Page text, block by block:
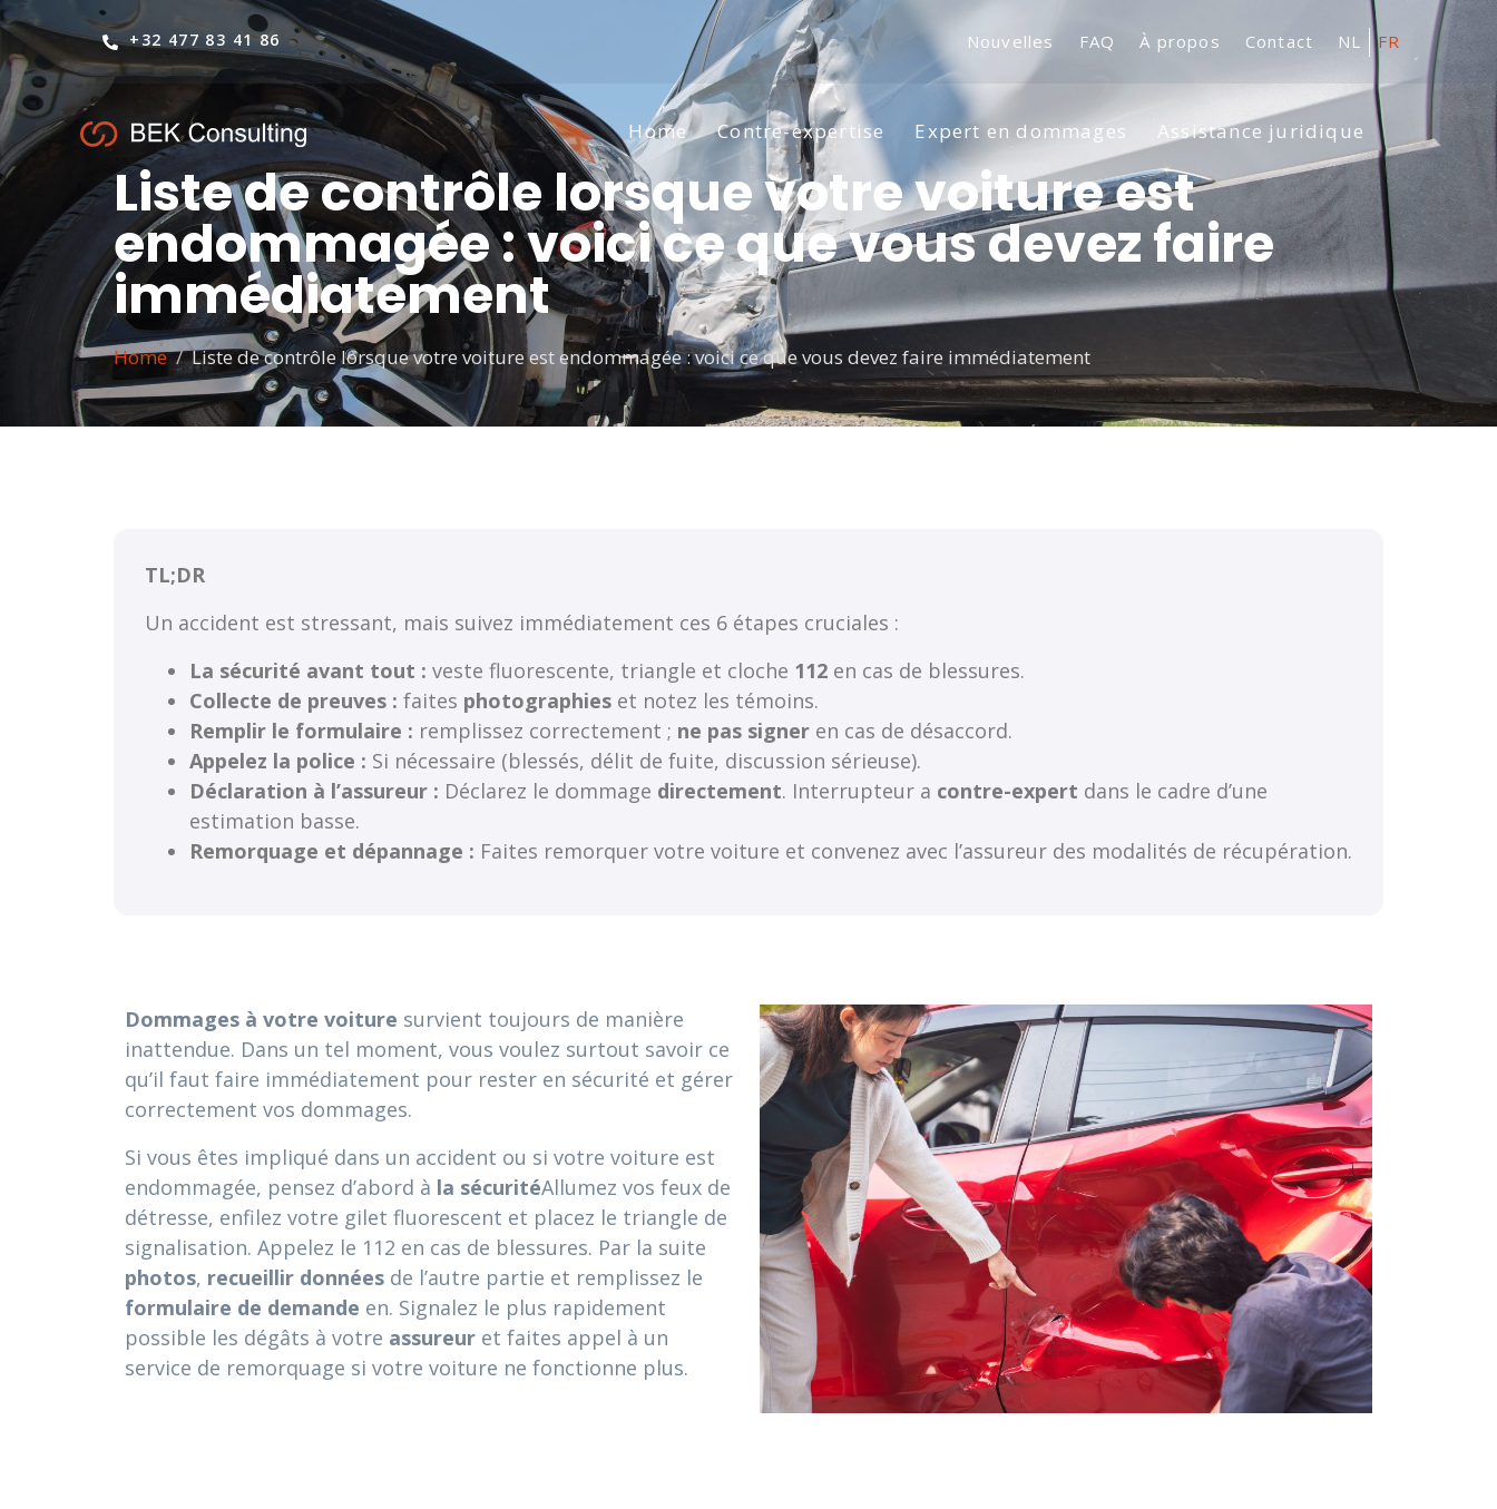
+32 477 83 41 86 Nouvelles FAQ À propos Contact NL FR
Home Contre-expertise Expert en dommages Assistance juridique
Liste de contrôle lorsque votre voiture est
endommagée : voici ce que vous devez faire
immédiatement
Home Liste de contrôle lorsque votre voiture est endommagée : voici ce que vous devez faire immédiatement
TL;DR
Un accident est stressant, mais suivez immédiatement ces 6 étapes cruciales :
La sécurité avant tout : veste fluorescente, triangle et cloche 112 en cas de blessures.
Collecte de preuves : faites photographies et notez les témoins.
Remplir le formulaire : remplissez correctement ; ne pas signer en cas de désaccord.
Appelez la police : Si nécessaire (blessés, délit de fuite, discussion sérieuse).
Déclaration à l’assureur : Déclarez le dommage directement. Interrupteur a contre-expert dans le cadre d’une
estimation basse.
Remorquage et dépannage : Faites remorquer votre voiture et convenez avec l’assureur des modalités de récupération.
Dommages à votre voiture survient toujours de manière
inattendue. Dans un tel moment, vous voulez surtout savoir ce
qu’il faut faire immédiatement pour rester en sécurité et gérer
correctement vos dommages.
Si vous êtes impliqué dans un accident ou si votre voiture est
endommagée, pensez d’abord à la sécuritéAllumez vos feux de
détresse, enfilez votre gilet fluorescent et placez le triangle de
signalisation. Appelez le 112 en cas de blessures. Par la suite
photos, recueillir données de l’autre partie et remplissez le
formulaire de demande en. Signalez le plus rapidement
possible les dégâts à votre assureur et faites appel à un
service de remorquage si votre voiture ne fonctionne plus.